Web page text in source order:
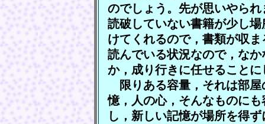
のでしょう。先が思いやら
読破していない書籍が少し
けてくれるので，書類が収
読んでいる状況なので，な
か，成り行きに任せることに
限りある容量，それは部屋
憶，人の心，そんなものに
し，新しい記憶が場所を得